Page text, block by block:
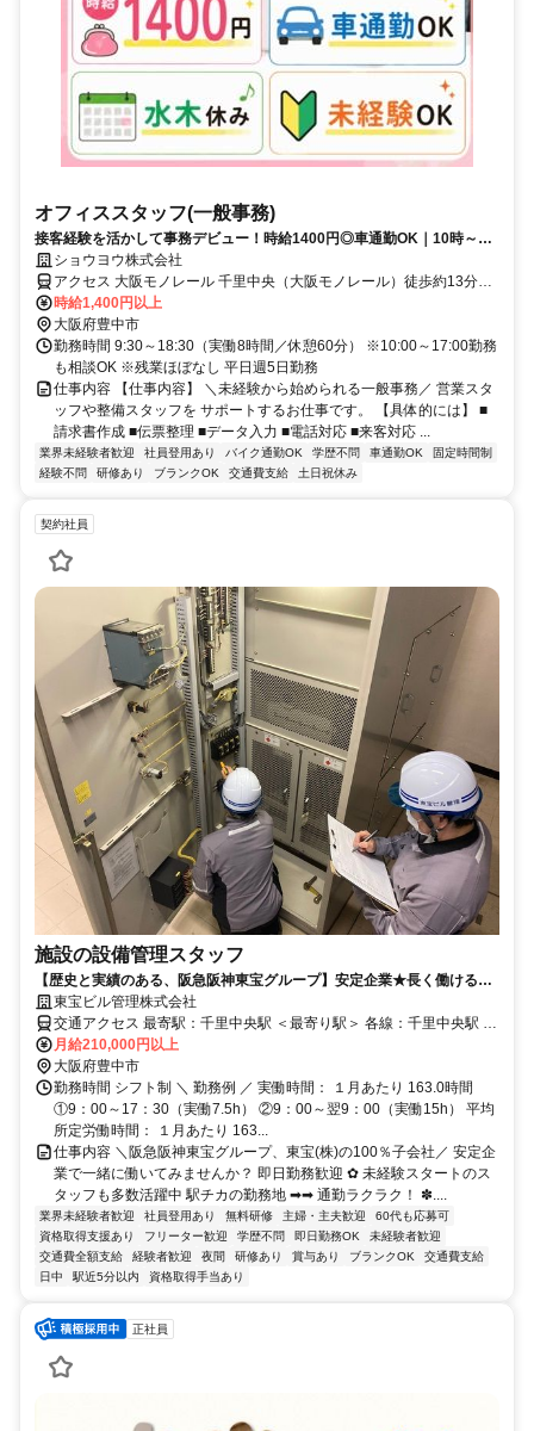
オフィススタッフ(一般事務)
接客経験を活かして事務デビュー！時給1400円◎車通勤OK｜10時～17
時勤務も相談OK
ショウヨウ株式会社
アクセス 大阪モノレール 千里中央（大阪モノレール）徒歩約13分、
北大阪急行電鉄 桃山台南口(東)徒歩約15分、北大阪急行電鉄 千里中
央（北大阪急行電鉄）徒歩約16分 北大阪急行・大阪モノレール「千
里中央駅」徒歩14分※車・バイク・自転車通勤OK（駐車場完備）
時給1,400円以上
大阪府豊中市
勤務時間 9:30～18:30（実働8時間／休憩60分） ※10:00～17:00勤務
も相談OK ※残業ほぼなし 平日週5日勤務
仕事内容 【仕事内容】 ＼未経験から始められる一般事務／ 営業スタ
ッフや整備スタッフを サポートするお仕事です。 【具体的には】 ■
請求書作成 ■伝票整理 ■データ入力 ■電話対応 ■来客対応 ...
業界未経験者歓迎 社員登用あり バイク通勤OK 学歴不問 車通勤OK
固定時間制
経験不問
研修あり ブランクOK 交通費支給 土日祝休み
契約社員
施設の設備管理スタッフ
【歴史と実績のある、阪急阪神東宝グループ】安定企業★長く働ける環
境と待遇をご用意しています。
東宝ビル管理株式会社
交通アクセス 最寄駅：千里中央駅 ＜最寄り駅＞ 各線：千里中央駅 ＊
駅チカでアクセス抜群！ ＊他、大阪市内や神戸市内の事業所で働い
ていただく場合もございます。 居住地等は考慮いたしますのでお気
軽にご相談ください！
月給210,000円以上
大阪府豊中市
勤務時間 シフト制 ＼ 勤務例 ／ 実働時間： １月あたり 163.0時間
①9：00～17：30（実働7.5h） ②9：00～翌9：00（実働15h） 平均
所定労働時間： １月あたり 163...
仕事内容 ＼阪急阪神東宝グループ、東宝(株)の100％子会社／ 安定企
業で一緒に働いてみませんか？ 即日勤務歓迎 ✿ 未経験スタートのス
タッフも多数活躍中 駅チカの勤務地 ➡➡ 通勤ラクラク！ ✽....
業界未経験者歓迎 社員登用あり 無料研修 主婦・主夫歓迎
60代も応募可
資格取得支援あり
フリーター歓迎 学歴不問 即日勤務OK
未経験者歓迎
交通費全額支給
経験者歓迎 夜間 研修あり 賞与あり ブランクOK
交通費支給
日中
駅近5分以内 資格取得手当あり
正社員